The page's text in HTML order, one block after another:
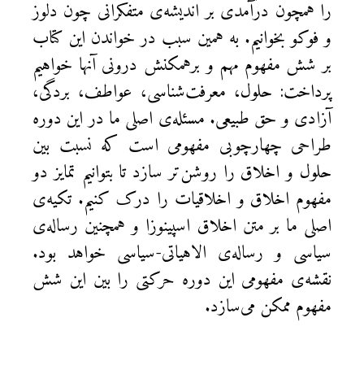
را همچون درآمدی بر اندیشه‌ی متفکرانی چون دلوز
و فوکو بخوانیم. به همین سبب در خواندن این کتاب
بر شش مفهوم مهم و برهمکنش درونی آنها خواهیم
پرداخت: حلول، معرفت‌شناسی، عواطف، بردگی،
آزادی و حق طبیعی. مسئله‌ی اصلی ما در این دوره
طراحی چهارچوبی مفهومی است که نسبت بین
حلول و اخلاق را روشن‌تر سازد تا بتوانیم تمایز دو
مفهوم اخلاق و اخلاقیات را درک کنیم. تکیه‌ی
اصلی ما بر متن اخلاق اسپینوزا و همچنین رساله‌ی
سیاسی و رساله‌ی الاهیاتی-سیاسی خواهد بود‌.
نقشه‌ی مفهومی این دوره حرکتی را بین این شش
مفهوم ممکن می‌سازد.